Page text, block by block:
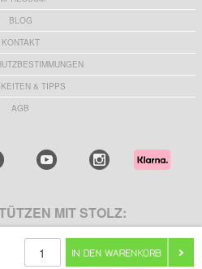
BLOG
KONTAKT
& TIPPS
AGB
MIT STOLZ: